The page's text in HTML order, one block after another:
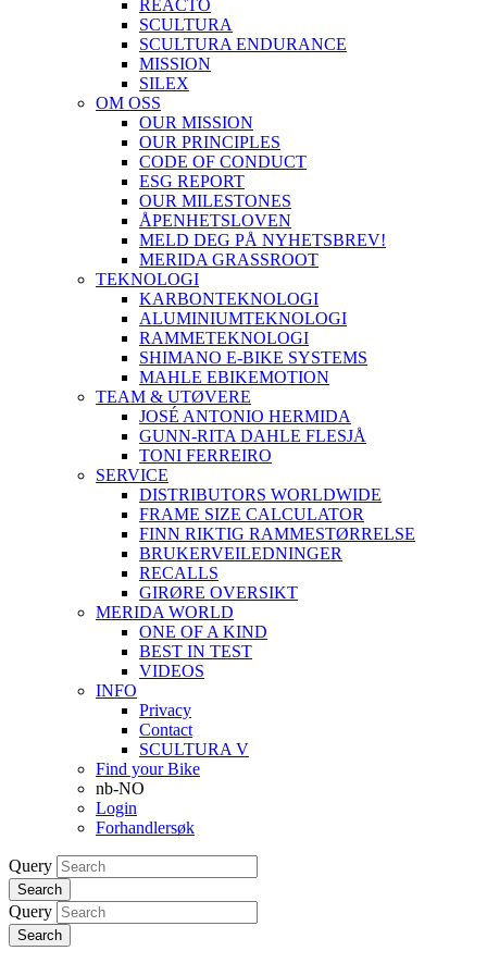
REACTO
SCULTURA
SCULTURA ENDURANCE
MISSION
SILEX
OM OSS
OUR MISSION
OUR PRINCIPLES
CODE OF CONDUCT
ESG REPORT
OUR MILESTONES
ÅPENHETSLOVEN
MELD DEG PÅ NYHETSBREV!
MERIDA GRASSROOT
TEKNOLOGI
KARBONTEKNOLOGI
ALUMINIUMTEKNOLOGI
RAMMETEKNOLOGI
SHIMANO E-BIKE SYSTEMS
MAHLE EBIKEMOTION
TEAM & UTØVERE
JOSÉ ANTONIO HERMIDA
GUNN-RITA DAHLE FLESJÅ
TONI FERREIRO
SERVICE
DISTRIBUTORS WORLDWIDE
FRAME SIZE CALCULATOR
FINN RIKTIG RAMMESTØRRELSE
BRUKERVEILEDNINGER
RECALLS
GIRØRE OVERSIKT
MERIDA WORLD
ONE OF A KIND
BEST IN TEST
VIDEOS
INFO
Privacy
Contact
SCULTURA V
Find your Bike
nb-NO
Login
Forhandlersøk
Query
Search
Query
Search